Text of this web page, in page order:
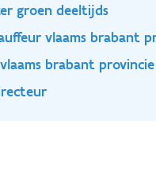
groen deeltijds
vlaams brabant
brabant provincie